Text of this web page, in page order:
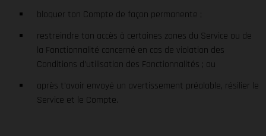
bloquer ton Compte de façon permanente ;
restreindre ton accès à certaines zones du Service ou de
la Fonctionnalité concerné en cas de violation des
Conditions d’utilisation des Fonctionnalités ; ou
après t’avoir envoyé un avertissement préalable, résilier le
Service et le Compte.